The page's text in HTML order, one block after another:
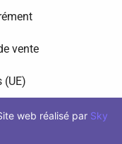
vente
(UE)
web réalisé par Sky